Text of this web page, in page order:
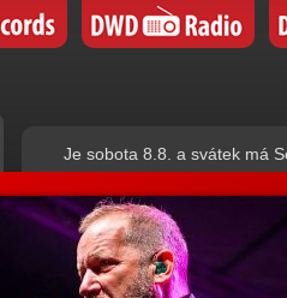
Je sobota 8.8. a svátek má